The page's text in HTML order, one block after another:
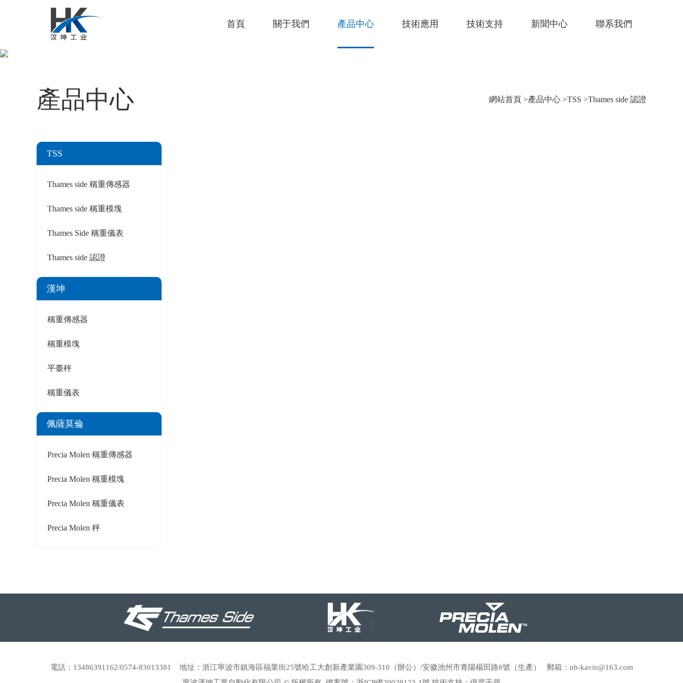
首頁 關于我們 產品中心 技術應用 技術支持 新聞中心 聯系我們
產品中心 網站首頁 >產品中心 >TSS >Thames side 認證
TSS
Thames side 稱重傳感器
Thames side 稱重模塊
Thames Side 稱重儀表
Thames side 認證
漢坤
稱重傳感器
稱重模塊
平臺秤
稱重儀表
佩薩莫倫
Precia Molen 稱重傳感器
Precia Molen 稱重模塊
Precia Molen 稱重儀表
Precia Molen 秤
電話：13486391162/0574-83013381 地址：浙江寧波市鎮海區福業街25號哈工大創新產業園309-310（辦公）/安徽池州市青陽楊田路8號（生產） 郵箱：nb-kavin@163.com